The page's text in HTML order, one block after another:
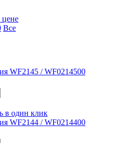
цене
Все
WF2145 / WF0214500
в один клик
WF2144 / WF0214400